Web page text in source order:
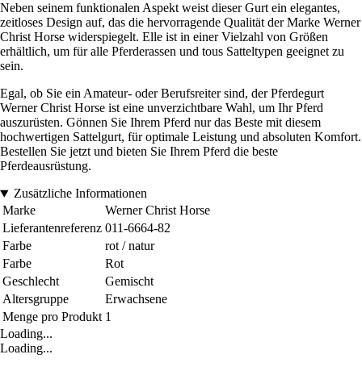
Neben seinem funktionalen Aspekt weist dieser Gurt ein elegantes,
zeitloses Design auf, das die hervorragende Qualität der Marke Werner
Christ Horse widerspiegelt. Elle ist in einer Vielzahl von Größen
erhältlich, um für alle Pferderassen und tous Satteltypen geeignet zu
sein.
Egal, ob Sie ein Amateur- oder Berufsreiter sind, der Pferdegurt
Werner Christ Horse ist eine unverzichtbare Wahl, um Ihr Pferd
auszurüsten. Gönnen Sie Ihrem Pferd nur das Beste mit diesem
hochwertigen Sattelgurt, für optimale Leistung und absoluten Komfort.
Bestellen Sie jetzt und bieten Sie Ihrem Pferd die beste
Pferdeausrüstung.
Zusätzliche Informationen
Marke
Werner Christ Horse
Lieferantenreferenz 011-6664-82
Farbe
rot / natur
Farbe
Rot
Geschlecht
Gemischt
Altersgruppe
Erwachsene
Menge pro Produkt 1
Loading...
Loading...